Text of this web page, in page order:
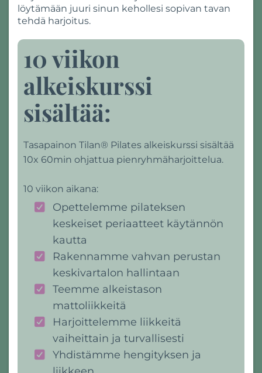
löytämään juuri sinun kehollesi sopivan tavan
tehdä harjoitus.
10 viikon
alkeiskurssi
sisältää:
Tasapainon Tilan® Pilates alkeiskurssi sisältää
10x 60min ohjattua pienryhmäharjoittelua.
10 viikon aikana:
Opettelemme pilateksen
keskeiset periaatteet käytännön
kautta
Rakennamme vahvan perustan
keskivartalon hallintaan
Teemme alkeistason
mattoliikkeitä
Harjoittelemme liikkeitä
vaiheittain ja turvallisesti
Yhdistämme hengityksen ja